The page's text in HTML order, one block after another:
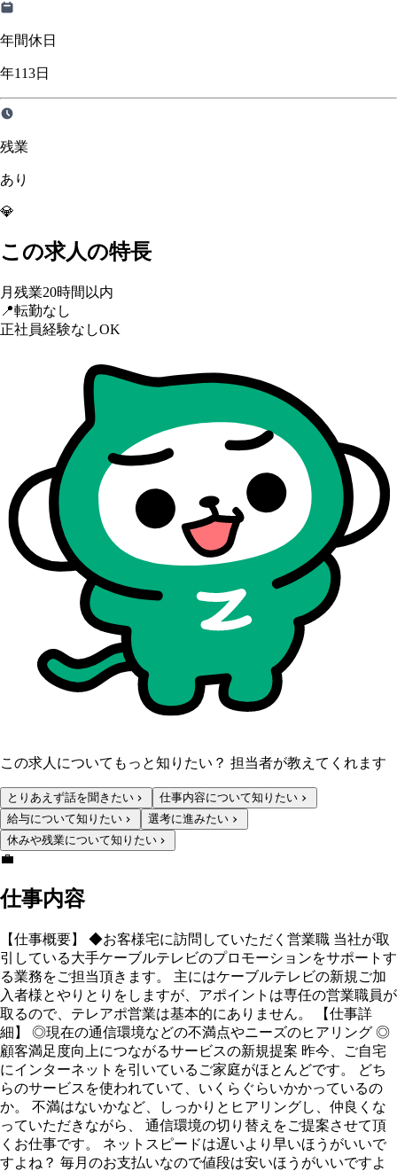
年間休日
年113日
残業
あり
💎
この求人の特長
月残業20時間以内
📍転勤なし
正社員経験なしOK
この求人についてもっと知りたい？ 担当者が教えてくれます
とりあえず話を聞きたい
仕事内容について知りたい
給与について知りたい
選考に進みたい
休みや残業について知りたい
💼
仕事内容
【仕事概要】 ◆お客様宅に訪問していただく営業職 当社が取
引している大手ケーブルテレビのプロモーションをサポートす
る業務をご担当頂きます。 主にはケーブルテレビの新規ご加
入者様とやりとりをしますが、アポイントは専任の営業職員が
取るので、テレアポ営業は基本的にありません。 【仕事詳
細】 ◎現在の通信環境などの不満点やニーズのヒアリング ◎
顧客満足度向上につながるサービスの新規提案 昨今、ご自宅
にインターネットを引いているご家庭がほとんどです。 どち
らのサービスを使われていて、いくらぐらいかかっているの
か。 不満はないかなど、しっかりとヒアリングし、仲良くな
っていただきながら、 通信環境の切り替えをご提案させて頂
くお仕事です。 ネットスピードは遅いより早いほうがいいで
すよね？ 毎月のお支払いなので値段は安いほうがいいですよ